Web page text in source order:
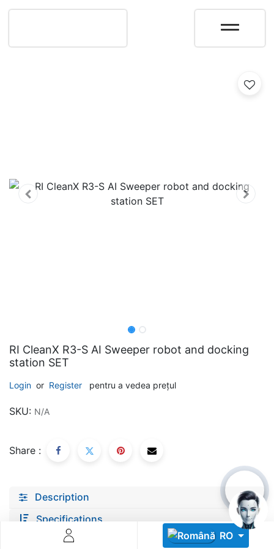
RO
RI CleanX R3-S AI Sweeper robot and docking
station SET
Login or Register pentru a vedea prețul
SKU: N/A
Share :
Description
Specifications
documents
Descoperă RiA Ecosystem
Monitorizare în timp real și analiză date
Scalabil de la 1 robot la zeci de unități